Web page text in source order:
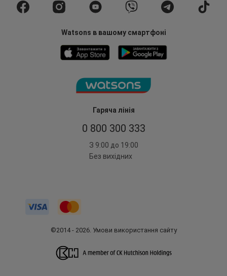
Гаряча лінія
0 800 300 333
З 9:00 до 19:00
Без вихідних
Watsons в вашому смартфоні
©2014 - 2026. Умови використання сайту